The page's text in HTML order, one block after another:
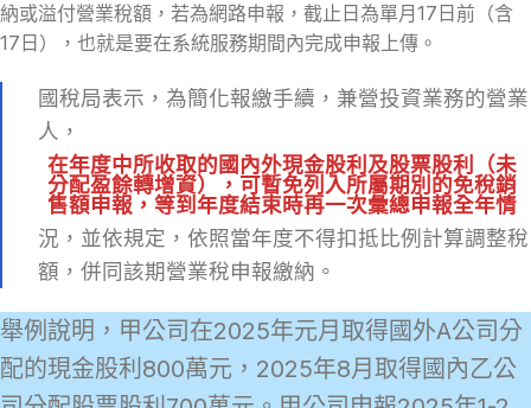
納或溢付營業稅額，若為網路申報，截止日為單月17日前（含
17日），也就是要在系統服務期間內完成申報上傳。
國稅局表示，為簡化報繳手續，兼營投資業務的營業
人，
在年度中所收取的國內外現金股利及股票股利（未
分配盈餘轉增資），可暫免列入所屬期別的免稅銷
售額申報，等到年度結束時再一次彙總申報全年情
況，並依規定，依照當年度不得扣抵比例計算調整稅
額，併同該期營業稅申報繳納。
舉例說明，甲公司在2025年元月取得國外A公司分
配的現金股利800萬元，2025年8月取得國內乙公